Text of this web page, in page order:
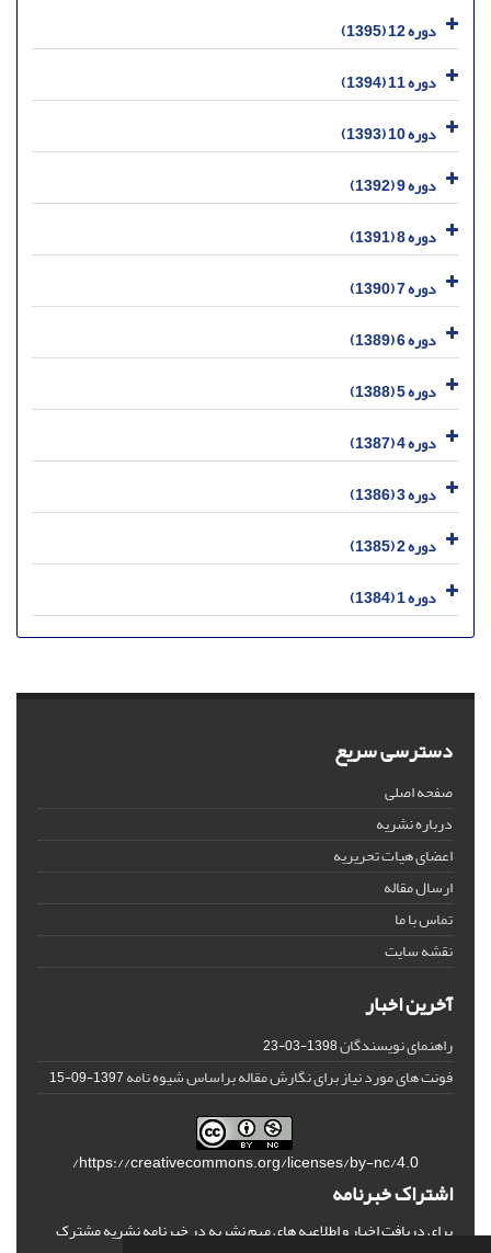
دوره 12 (1395)
دوره 11 (1394)
دوره 10 (1393)
دوره 9 (1392)
دوره 8 (1391)
دوره 7 (1390)
دوره 6 (1389)
دوره 5 (1388)
دوره 4 (1387)
دوره 3 (1386)
دوره 2 (1385)
دوره 1 (1384)
دسترسی سریع
صفحه اصلی
درباره نشریه
اعضای هیات تحریریه
ارسال مقاله
تماس با ما
نقشه سایت
آخرین اخبار
راهنمای نویسندگان1398-03-23
فونت های مورد نیاز برای نگارش مقاله براساس شیوه نامه1397-09-15
https://creativecommons.org/licenses/by-nc/4.0/
اشتراک خبرنامه
برای دریافت اخبار و اطلاعیه های مهم نشریه در خبرنامه نشریه مشترک